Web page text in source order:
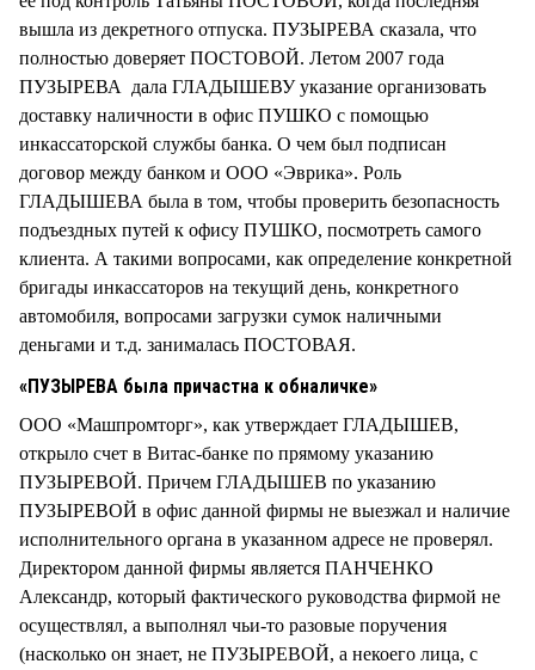
вышла из декретного отпуска. ПУЗЫРЕВА сказала, что
полностью доверяет ПОСТОВОЙ. Летом 2007 года
ПУЗЫРЕВА дала ГЛАДЫШЕВУ указание организовать
доставку наличности в офис ПУШКО с помощью
инкассаторской службы банка. О чем был подписан
договор между банком и ООО «Эврика». Роль
ГЛАДЫШЕВА была в том, чтобы проверить безопасность
подъездных путей к офису ПУШКО, посмотреть самого
клиента. А такими вопросами, как определение конкретной
бригады инкассаторов на текущий день, конкретного
автомобиля, вопросами загрузки сумок наличными
деньгами и т.д. занималась ПОСТОВАЯ.
«ПУЗЫРЕВА была причастна к обналичке»
ООО «Машпромторг», как утверждает ГЛАДЫШЕВ,
открыло счет в Витас-банке по прямому указанию
ПУЗЫРЕВОЙ. Причем ГЛАДЫШЕВ по указанию
ПУЗЫРЕВОЙ в офис данной фирмы не выезжал и наличие
исполнительного органа в указанном адресе не проверял.
Директором данной фирмы является ПАНЧЕНКО
Александр, который фактического руководства фирмой не
осуществлял, а выполнял чьи-то разовые поручения
(насколько он знает, не ПУЗЫРЕВОЙ, а некоего лица, с